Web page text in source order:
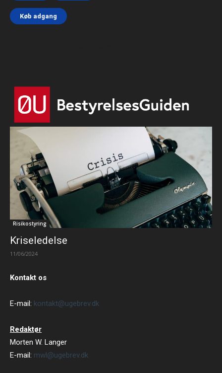
Køb adgang
Risikostyring
Kriseledelse
11/06/2024
Kontakt os
E-mail: kontakt@ugebrev.dk
Redaktør
Morten W. Langer
E-mail: mwl@ugebrev.dk